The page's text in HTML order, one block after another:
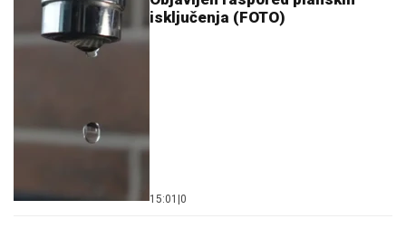
isključenja (FOTO)
15:01 0